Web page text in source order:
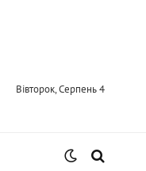
Вівторок, Серпень 4